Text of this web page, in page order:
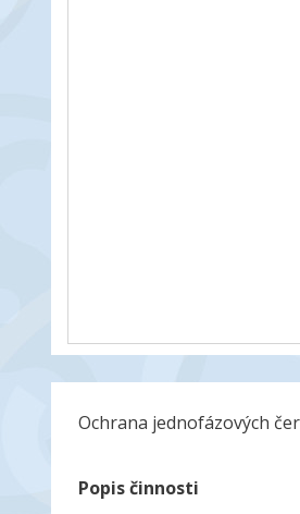
Ochrana jednofázových
Popis činnosti